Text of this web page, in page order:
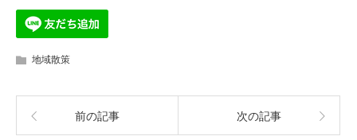
地域散策
前の記事 次の記事